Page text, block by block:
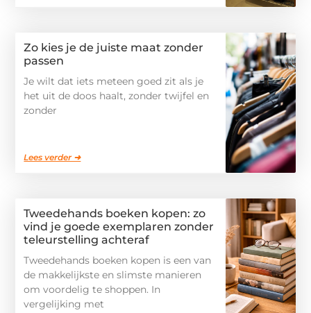
Zo kies je de juiste maat zonder
passen
Je wilt dat iets meteen goed zit als je
het uit de doos haalt, zonder twijfel en
zonder
Lees verder ➜
Tweedehands boeken kopen: zo
vind je goede exemplaren zonder
teleurstelling achteraf
Tweedehands boeken kopen is een van
de makkelijkste en slimste manieren
om voordelig te shoppen. In
vergelijking met